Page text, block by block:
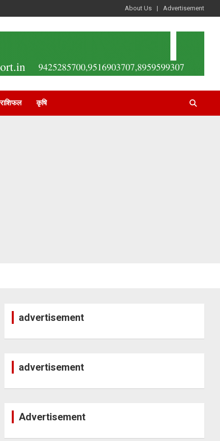
About Us Advertisement
राशिफल कृषि
advertisement
advertisement
Advertisement